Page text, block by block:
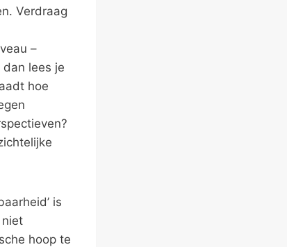
Verdraag
–
lees je
hoe
is
hoop te